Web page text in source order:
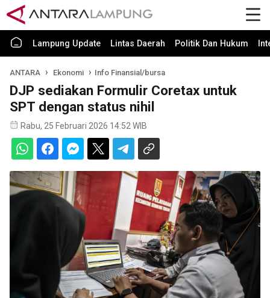
Lampung Update Lintas Daerah Politik Dan Hukum
ANTARA Ekonomi Info Finansial/bursa
DJP sediakan Formulir Coretax untuk
SPT dengan status nihil
Rabu, 25 Februari 2026 14:52 WIB